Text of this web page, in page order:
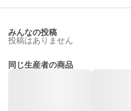
みんなの投稿
投稿はありません
同じ生産者の商品